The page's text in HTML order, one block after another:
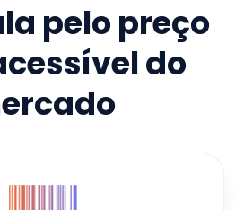
pelo preço
do